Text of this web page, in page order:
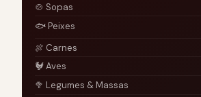
🍲 Sopas
🐟 Peixes
🍖 Carnes
🐓 Aves
🥦 Legumes & Massas